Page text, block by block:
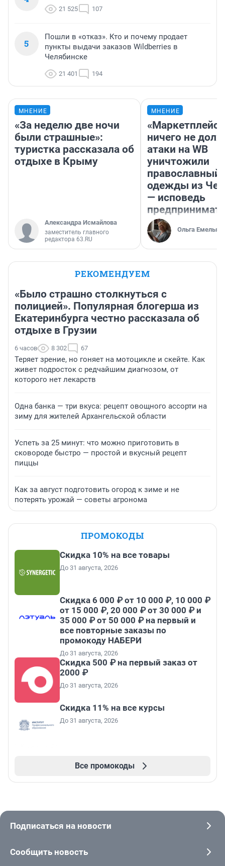
21 525 107
5
Пошли в «отказ». Кто и почему продает
пункты выдачи заказов Wildberries в
Челябинске
21 401 194
МНЕНИЕ
«За неделю две ночи
были страшные»:
туристка рассказала об
отдыхе в Крыму
Александра Исмайлова
заместитель главного
редактора 63.RU
МНЕНИЕ
«Маркетплейс
ничего не
атаки на WB
уничтожили
православный
одежды из
— исповедь
Ольга
РЕКОМЕНДУЕМ
«Было страшно столкнуться с
полицией». Популярная блогерша из
Екатеринбурга честно рассказала об
отдыхе в Грузии
6 часов 8 302 67
Теряет зрение, но гоняет на мотоцикле и скейте. Как
живет подросток с редчайшим диагнозом, от
которого нет лекарств
Одна банка — три вкуса: рецепт овощного ассорти на
зиму для жителей Архангельской области
Успеть за 25 минут: что можно приготовить в
сковороде быстро — простой и вкусный рецепт
пиццы
Как за август подготовить огород к зиме и не
потерять урожай — советы агронома
ПРОМОКОДЫ
Скидка 10% на все товары
До 31 августа, 2026
Скидка 6 000 ₽ от 10 000 ₽, 10 000 ₽
от 15 000 ₽, 20 000 ₽ от 30 000 ₽ и
35 000 ₽ от 50 000 ₽ на первый и
все повторные заказы по
промокоду НАБЕРИ
До 31 августа, 2026
Скидка 500 ₽ на первый заказ от
2000 ₽
До 31 августа, 2026
Скидка 11% на все курсы
До 31 августа, 2026
Все промокоды
Подписаться на новости
Сообщить новость